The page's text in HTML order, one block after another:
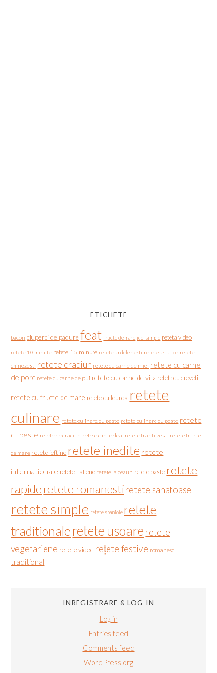
ETICHETE
bacon ciuperci de padure feat fructe de mare idei simple reteta video
retete 10 minute retete 15 minute retete ardelenesti retete asiatice retete
chinezesti retete craciun retete cu carne de miel retete cu carne
de porc retete cu carne de pui retete cu carne de vita retete cu creveti
retete cu fructe de mare retete cu leurda retete
culinare retete culinare cu paste retete culinare cu peste retete
cu peste retete de craciun retete din ardeal retete frantuzesti retete fructe
de mare retete ieftine retete inedite retete
internationale retete italiene retete la ceaun retete paste retete
rapideretete romanesti retete sanatoase
retete simple retete spaniole retete
traditionaleretete usoare retete
vegetariene retete video rețete festive romanesc
traditional
INREGISTRARE & LOG-IN
Log in
Entries feed
Comments feed
WordPress.org